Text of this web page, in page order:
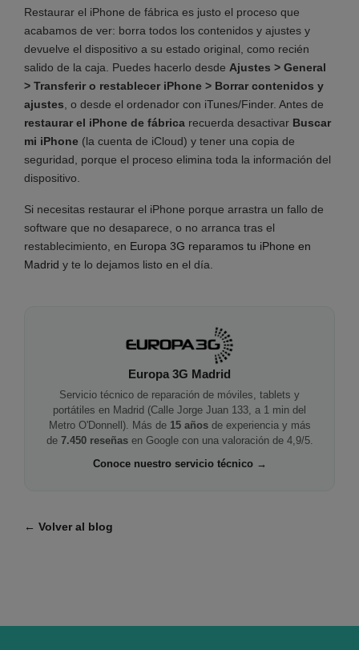
Restaurar el iPhone de fábrica es justo el proceso que
acabamos de ver: borra todos los contenidos y ajustes y
devuelve el dispositivo a su estado original, como recién
salido de la caja. Puedes hacerlo desde Ajustes > General
> Transferir o restablecer iPhone > Borrar contenidos y
ajustes , o desde el ordenador con iTunes/Finder. Antes de
restaurar el iPhone de fábrica recuerda desactivar Buscar
mi iPhone (la cuenta de iCloud) y tener una copia de
seguridad, porque el proceso elimina toda la información del
dispositivo.
Si necesitas restaurar el iPhone porque arrastra un fallo de
software que no desaparece, o no arranca tras el
restablecimiento, en Europa 3G reparamos tu iPhone en
Madrid y te lo dejamos listo en el día.
Europa 3G Madrid
Servicio técnico de reparación de móviles, tablets y
portátiles en Madrid (Calle Jorge Juan 133, a 1 min del
Metro O'Donnell). Más de 15 añosde experiencia y más
de 7.450 reseñasen Google con una valoración de 4,9/5.
Conoce nuestro servicio técnico →
← Volver al blog